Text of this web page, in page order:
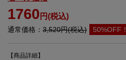
1760 円(税込)
通常価格： 3,520円(税込) 50%OFF！
【商品詳細】